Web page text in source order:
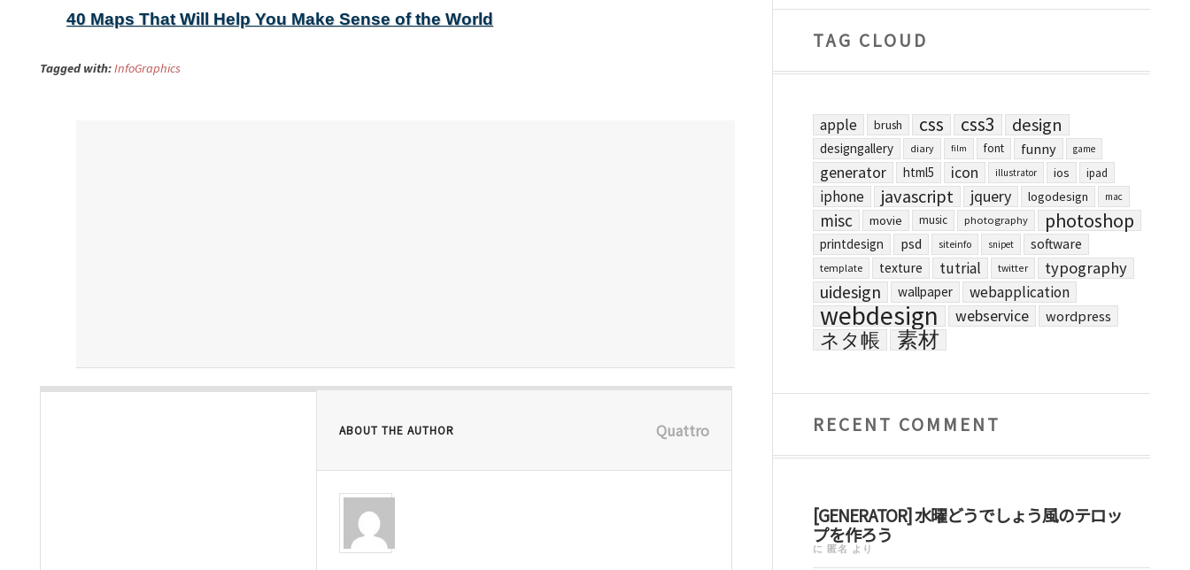
40 Maps That Will Help You Make Sense of the World
Tagged with:InfoGraphics
ABOUT THE AUTHOR Quattro
TAG CLOUD
apple brush css css3 design
designgallery diary film font funny game
generator html5 icon illustrator ios ipad
iphone javascript jquery logodesign mac
misc movie music photography photoshop
printdesign psd siteinfo snipet software
template texture tutrial twitter typography
uidesign wallpaper webapplication
webdesign webservice wordpress
ネタ帳 素材
RECENT COMMENT
[GENERATOR] 水曜どうでしょう風のテロッ
プを作ろう
に 匿名 より